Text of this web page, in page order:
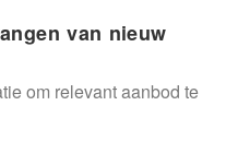
van nieuw
om relevant aanbod te